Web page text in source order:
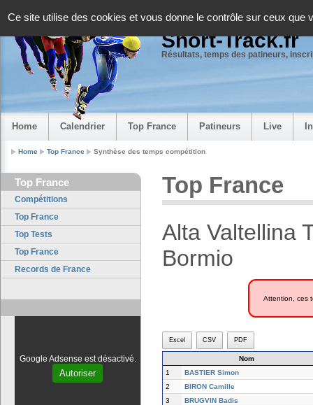
Ce site utilise des cookies et vous donne le contrôle sur ceux que
Short-Track.fr
Résultats, temps des patineurs,
Home Calendrier Top France Patineurs Live
Home Top France Synthèse des temps compétition
Top France
Compétitions
Top France
Top Tests
Top France
Records de France
Google Adsense est désactivé.
Autoriser
Top France
Alta Valtellina
Bormio
Attention, ces
Excel CSV PDF
Nom
1
BASTIER Simon
2
BIRON Camille
3
BRUGVIN Badis